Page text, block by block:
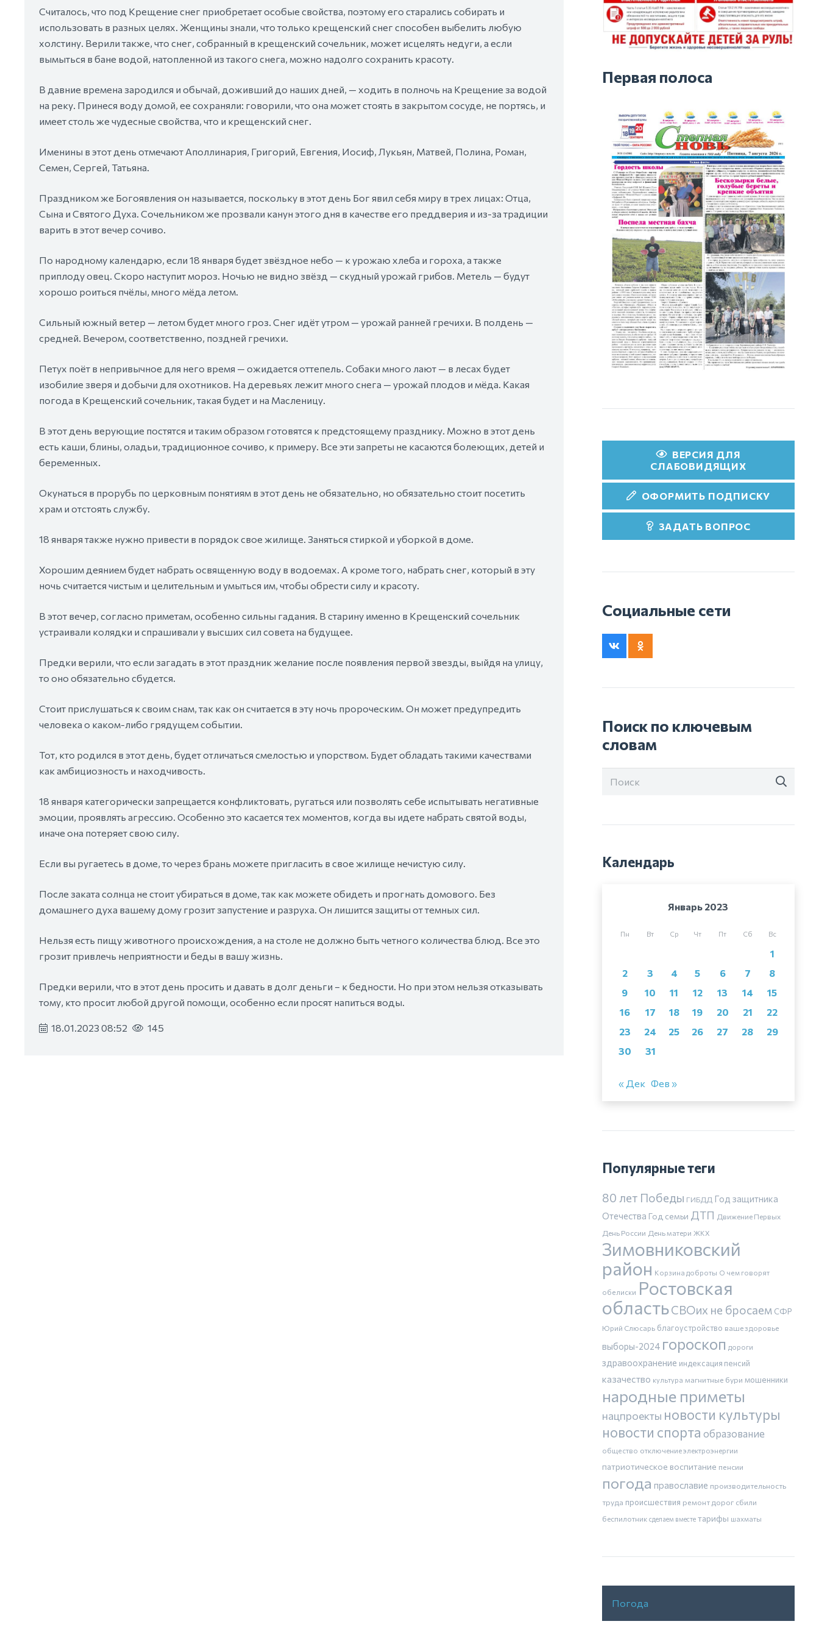
Считалось, что под Крещение снег приобретает особые свойства, поэтому его старались собирать и
использовать в разных целях. Женщины знали, что только крещенский снег способен выбелить любую
холстину. Верили также, что снег, собранный в крещенский сочельник, может исцелять недуги, а если
вымыться в бане водой, натопленной из такого снега, можно надолго сохранить красоту.
В давние времена зародился и обычай, доживший до наших дней, — ходить в полночь на Крещение за водой
на реку. Принеся воду домой, ее сохраняли: говорили, что она может стоять в закрытом сосуде, не портясь, и
имеет столь же чудесные свойства, что и крещенский снег.
Именины в этот день отмечают Аполлинария, Григорий, Евгения, Иосиф, Лукьян, Матвей, Полина, Роман,
Семен, Сергей, Татьяна.
Праздником же Богоявления он называется, поскольку в этот день Бог явил себя миру в трех лицах: Отца,
Сына и Святого Духа. Сочельником же прозвали канун этого дня в качестве его преддверия и из-за традиции
варить в этот вечер сочиво.
По народному календарю, если 18 января будет звёздное небо — к урожаю хлеба и гороха, а также
приплоду овец. Скоро наступит мороз. Ночью не видно звёзд — скудный урожай грибов. Метель — будут
хорошо роиться пчёлы, много мёда летом.
Сильный южный ветер — летом будет много гроз. Снег идёт утром — урожай ранней гречихи. В полдень —
средней. Вечером, соответственно, поздней гречихи.
Петух поёт в непривычное для него время — ожидается оттепель. Собаки много лают — в лесах будет
изобилие зверя и добычи для охотников. На деревьях лежит много снега — урожай плодов и мёда. Какая
погода в Крещенский сочельник, такая будет и на Масленицу.
В этот день верующие постятся и таким образом готовятся к предстоящему празднику. Можно в этот день
есть каши, блины, оладьи, традиционное сочиво, к примеру. Все эти запреты не касаются болеющих, детей и
беременных.
Окунаться в прорубь по церковным понятиям в этот день не обязательно, но обязательно стоит посетить
храм и отстоять службу.
18 января также нужно привести в порядок свое жилище. Заняться стиркой и уборкой в доме.
Хорошим деянием будет набрать освященную воду в водоемах. А кроме того, набрать снег, который в эту
ночь считается чистым и целительным и умыться им, чтобы обрести силу и красоту.
В этот вечер, согласно приметам, особенно сильны гадания. В старину именно в Крещенский сочельник
устраивали колядки и спрашивали у высших сил совета на будущее.
Предки верили, что если загадать в этот праздник желание после появления первой звезды, выйдя на улицу,
то оно обязательно сбудется.
Стоит прислушаться к своим снам, так как он считается в эту ночь пророческим. Он может предупредить
человека о каком-либо грядущем событии.
Тот, кто родился в этот день, будет отличаться смелостью и упорством. Будет обладать такими качествами
как амбициозность и находчивость.
18 января категорически запрещается конфликтовать, ругаться или позволять себе испытывать негативные
эмоции, проявлять агрессию. Особенно это касается тех моментов, когда вы идете набрать святой воды,
иначе она потеряет свою силу.
Если вы ругаетесь в доме, то через брань можете пригласить в свое жилище нечистую силу.
После заката солнца не стоит убираться в доме, так как можете обидеть и прогнать домового. Без
домашнего духа вашему дому грозит запустение и разруха. Он лишится защиты от темных сил.
Нельзя есть пищу животного происхождения, а на столе не должно быть четного количества блюд. Все это
грозит привлечь неприятности и беды в вашу жизнь.
Предки верили, что в этот день просить и давать в долг деньги – к бедности. Но при этом нельзя отказывать
тому, кто просит любой другой помощи, особенно если просят напиться воды.
18.01.2023 08:52 145
Первая полоса
ВЕРСИЯ ДЛЯ
СЛАБОВИДЯЩИХ
ОФОРМИТЬ ПОДПИСКУ
ЗАДАТЬ ВОПРОС
Социальные сети
Поиск по ключевым
словам
Календарь
Январь 2023
Пн Вт Ср Чт Пт Сб Вс
1
2
3 4 5 6 7
8
9
10 11 12 13 14
15
16
17 18 19 20 21
22
23
24 25 26 27 28
29
30
31
« Дек Фев »
Популярные теги
80 лет Победы ГИБДД Год защитника
Отечества Год семьи ДТП Движение Первых
День России День матери ЖКХ
Зимовниковский
район Корзина доброты О чем говорят
обелиски Ростовская
областьСВОих не бросаем СФР
Юрий Слюсарь благоустройство ваше здоровье
выборы-2024 гороскоп дороги
здравоохранение индексация пенсий
казачество культура магнитные бури мошенники
народные приметы
нацпроекты новости культуры
новости спорта образование
общество отключение электроэнергии
патриотическое воспитание пенсии
погода православие производительность
труда происшествия ремонт дорог сбили
беспилотник сделаем вместе тарифы шахматы
Погода